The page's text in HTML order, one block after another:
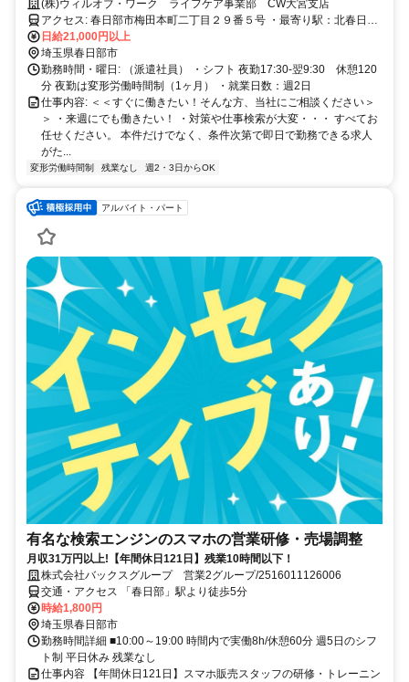
(株)ウィルオブ・ワーク ライフケア事業部 CW大宮支店
アクセス: 春日部市梅田本町二丁目２９番５号 ・最寄り駅：北春日部
(伊勢崎線)駅徒歩6分 ★車通勤可能です！
日給21,000円以上
埼玉県春日部市
勤務時間・曜日: （派遣社員） ・シフト 夜勤17:30-翌9:30 休憩120
分 夜勤は変形労働時間制（1ヶ月） ・就業日数：週2日
仕事内容: ＜＜すぐに働きたい！そんな方、当社にご相談ください＞
＞ ・来週にでも働きたい！ ・対策や仕事検索が大変・・・ すべてお
任せください。 本件だけでなく、条件次第で即日で勤務できる求人
がた...
変形労働時間制 残業なし 週2・3日からOK
アルバイト・パート
有名な検索エンジンのスマホの営業研修・売場調整
月収31万円以上!【年間休日121日】残業10時間以下！
株式会社バックスグループ 営業2グループ/2516011126006
交通・アクセス 「春日部」駅より徒歩5分
時給1,800円
埼玉県春日部市
勤務時間詳細 ■10:00～19:00 時間内で実働8h/休憩60分 週5日のシフ
ト制 平日休み 残業なし
仕事内容 【年間休日121日】スマホ販売スタッフの研修・トレーニン